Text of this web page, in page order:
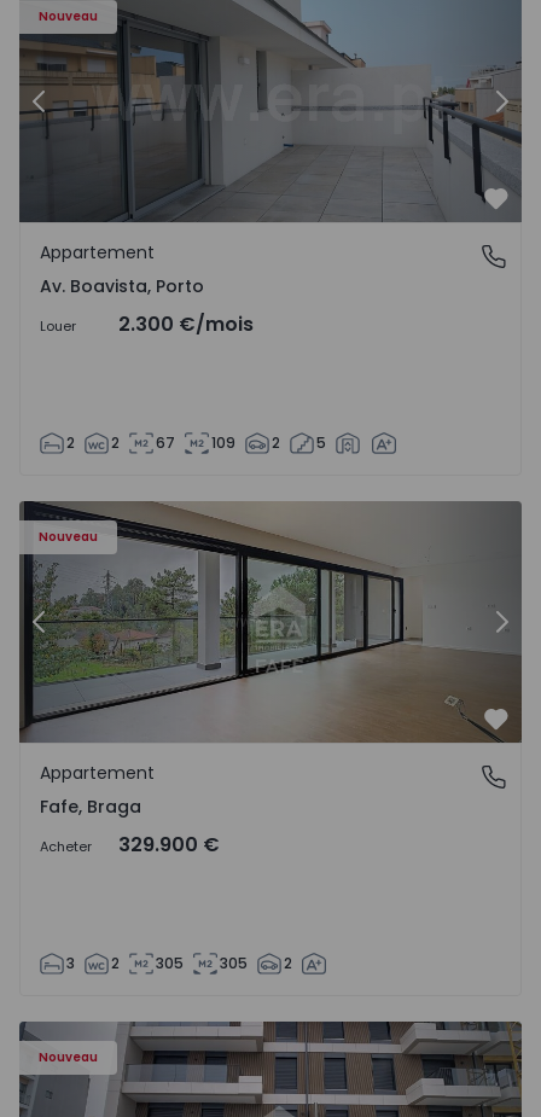
Nouveau
Précédent
Av. Boavista, Porto
Appartement
Av. Boavista, Porto
Louer 2.300 €/mois
2 2 67 109 2 5
Nouveau
Précédent
Fafe, Braga
Appartement
Fafe, Braga
Acheter 329.900 €
3 2 305 305 2
Nouveau